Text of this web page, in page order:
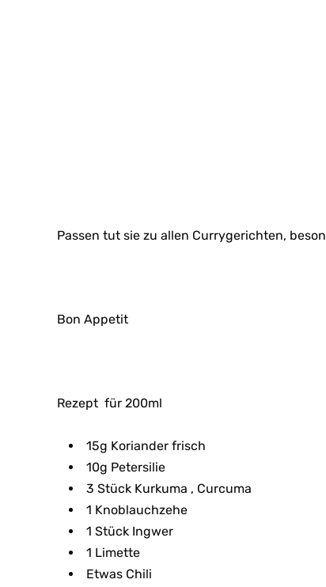
Passen tut sie zu allen Currygerichten,
Bon Appetit
Rezept für 200ml
15g Koriander frisch
10g Petersilie
3 Stück Kurkuma , Curcuma
1 Knoblauchzehe
1 Stück Ingwer
1 Limette
Etwas Chili